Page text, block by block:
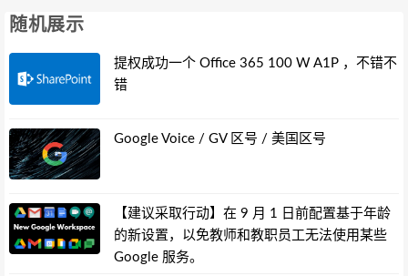
随机展示
提权成功一个 Office 365 100 W A1P ，不错不
错
Google Voice / GV 区号 / 美国区号
【建议采取行动】在 9 月 1 日前配置基于年龄
的新设置，以免教师和教职员工无法使用某些
Google 服务。